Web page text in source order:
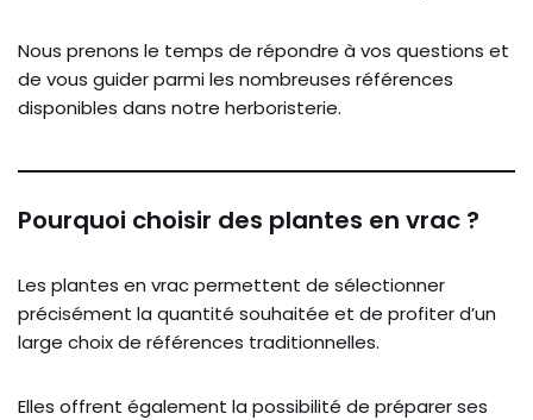
Nous prenons le temps de répondre à vos questions et
de vous guider parmi les nombreuses références
disponibles dans notre herboristerie.
Pourquoi choisir des plantes en vrac ?
Les plantes en vrac permettent de sélectionner
précisément la quantité souhaitée et de profiter d’un
large choix de références traditionnelles.
Elles offrent également la possibilité de préparer ses